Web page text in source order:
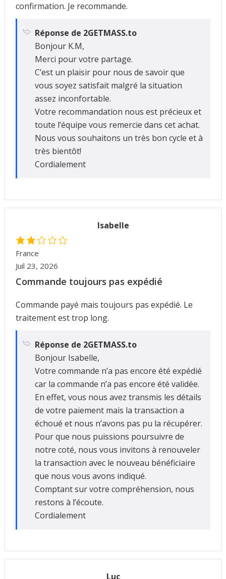
confirmation. Je recommande.
Réponse de 2GETMASS.to
Bonjour K.M,
Merci pour votre partage.
C’est un plaisir pour nous de savoir que
vous soyez satisfait malgré la situation
assez inconfortable.
Votre recommandation nous est précieux et
toute l’équipe vous remercie dans cet achat.
Nous vous souhaitons un très bon cycle et à
très bientôt!
Cordialement
Isabelle
France
Juil 23, 2026
Commande toujours pas expédié
Commande payé mais toujours pas expédié. Le
traitement est trop long.
Réponse de 2GETMASS.to
Bonjour Isabelle,
Votre commande n’a pas encore été expédié
car la commande n’a pas encore été validée.
En effet, vous nous avez transmis les détails
de votre paiement mais la transaction a
échoué et nous n’avons pas pu la récupérer.
Pour que nous puissions poursuivre de
notre coté, nous vous invitons à renouveler
la transaction avec le nouveau bénéficiaire
que nous vous avons indiqué.
Comptant sur votre compréhension, nous
restons à l’écoute.
Cordialement
Luc